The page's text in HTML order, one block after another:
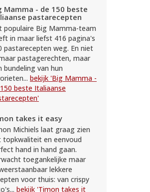
Mamma - de 150 beste
pastarecepten
populaire Big Mamma-team
in maar liefst 416 pagina's
pastarecepten weg. En niet
pastagerechten, maar
bundeling van hun
bekijk 'Big Mamma -
beste Italiaanse
takes it easy
Michiels laat graag zien
topkwaliteit en eenvoud
hand in hand gaan.
toegankelijke maar
lekkere
voor thuis: van crispy
bekijk 'Timon takes it